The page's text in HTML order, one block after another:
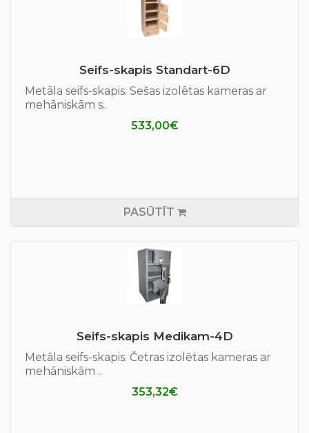
Seifs-skapis Standart-6D
Metāla seifs-skapis. Sešas izolētas kameras ar
mehāniskām s..
533,00€
PASŪTĪT
Seifs-skapis Medikam-4D
Metāla seifs-skapis. Četras izolētas kameras ar
mehāniskām ..
353,32€